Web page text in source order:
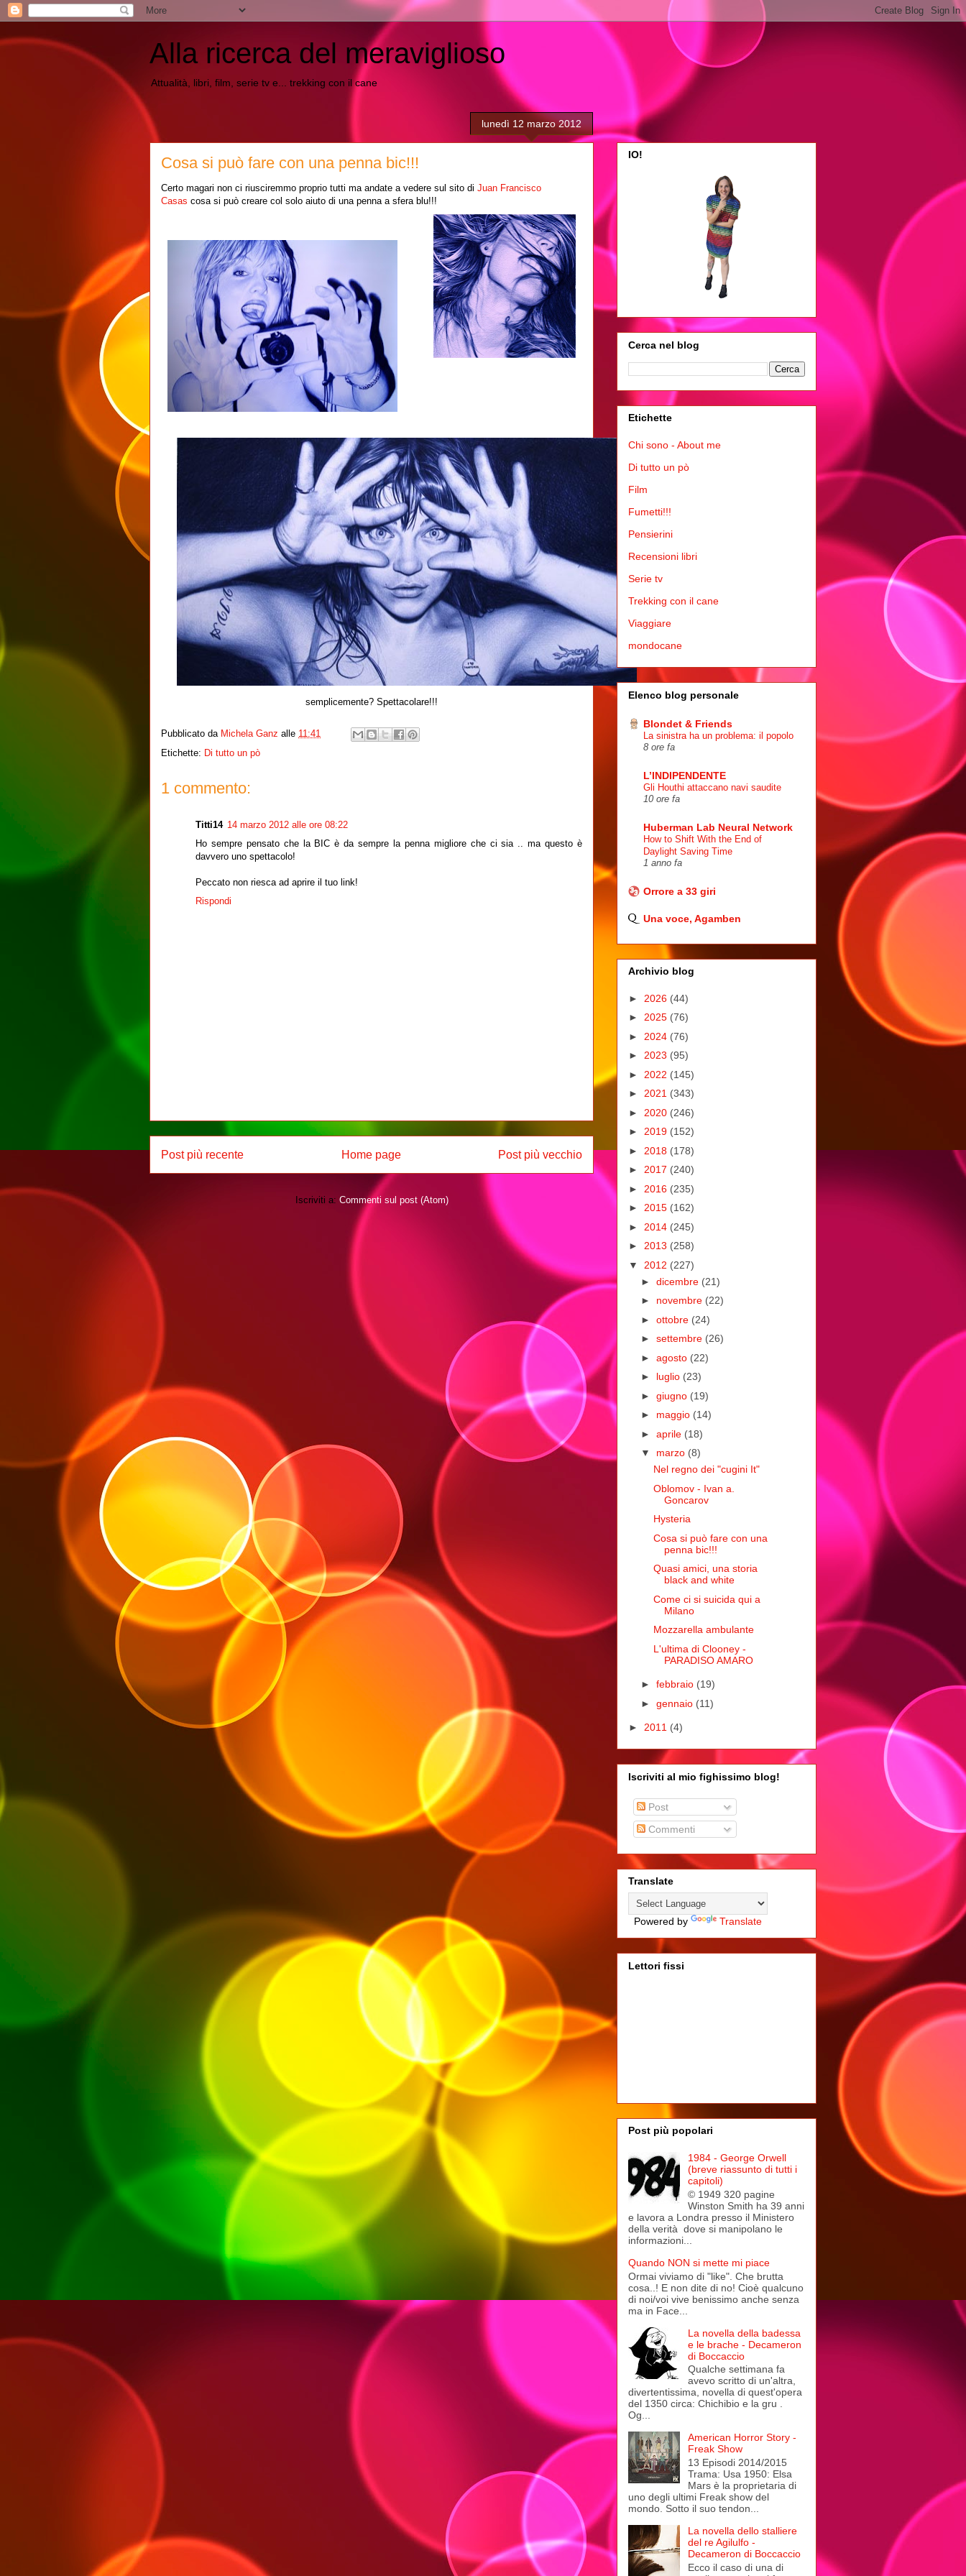
Alla ricerca del meraviglioso
Attualità, libri, film, serie tv e... trekking con il cane
lunedì 12 marzo 2012
Cosa si può fare con una penna bic!!!
Certo magari non ci riusciremmo proprio tutti ma andate a vedere sul sito di Juan Francisco
Casas cosa si può creare col solo aiuto di una penna a sfera blu!!!
semplicemente? Spettacolare!!!
Pubblicato da Michela Ganz alle 11:41
Etichette: Di tutto un pò
1 commento:
Titti14 14 marzo 2012 alle ore 08:22
Ho sempre pensato che la BIC è da sempre la penna migliore che ci sia .. ma questo è
davvero uno spettacolo!
Peccato non riesca ad aprire il tuo link!
Rispondi
Post più recente Post più vecchio
Home page
Iscriviti a: Commenti sul post (Atom)
IO!
Cerca nel blog
Etichette
Chi sono - About me
Di tutto un pò
Film
Fumetti!!!
Pensierini
Recensioni libri
Serie tv
Trekking con il cane
Viaggiare
mondocane
Elenco blog personale
Blondet & Friends
La sinistra ha un problema: il popolo
8 ore fa
L’INDIPENDENTE
Gli Houthi attaccano navi saudite
10 ore fa
Huberman Lab Neural Network
How to Shift With the End of
Daylight Saving Time
1 anno fa
Orrore a 33 giri
Una voce, Agamben
Archivio blog
► 2026 (44)
► 2025 (76)
► 2024 (76)
► 2023 (95)
► 2022 (145)
► 2021 (343)
► 2020 (246)
► 2019 (152)
► 2018 (178)
► 2017 (240)
► 2016 (235)
► 2015 (162)
► 2014 (245)
► 2013 (258)
▼ 2012 (227)
► dicembre (21)
► novembre (22)
► ottobre (24)
► settembre (26)
► agosto (22)
► luglio (23)
► giugno (19)
► maggio (14)
► aprile (18)
▼ marzo (8)
Nel regno dei "cugini It"
Oblomov - Ivan a.
Goncarov
Hysteria
Cosa si può fare con una
penna bic!!!
Quasi amici, una storia
black and white
Come ci si suicida qui a
Milano
Mozzarella ambulante
L'ultima di Clooney -
PARADISO AMARO
► febbraio (19)
► gennaio (11)
► 2011 (4)
Iscriviti al mio fighissimo blog!
Post
Commenti
Translate
Powered by Translate
Lettori fissi
Post più popolari
1984 - George Orwell
(breve riassunto di tutti i
capitoli)
© 1949 320 pagine
Winston Smith ha 39 anni
e lavora a Londra presso il Ministero
della verità dove si manipolano le
informazioni...
Quando NON si mette mi piace
Ormai viviamo di "like". Che brutta
cosa..! E non dite di no! Cioè qualcuno
di noi/voi vive benissimo anche senza
ma in Face...
La novella della badessa
e le brache - Decameron
di Boccaccio
Qualche settimana fa
avevo scritto di un'altra,
divertentissima, novella di quest'opera
del 1350 circa: Chichibio e la gru .
Og...
American Horror Story -
Freak Show
13 Episodi 2014/2015
Trama: Usa 1950: Elsa
Mars è la proprietaria di
uno degli ultimi Freak show del
mondo. Sotto il suo tendon...
La novella dello stalliere
del re Agilulfo -
Decameron di Boccaccio
Ecco il caso di una di